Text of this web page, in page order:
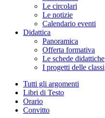
Le circolari
Le notizie
Calendario eventi
Didattica
Panoramica
Offerta formativa
Le schede didattiche
I progetti delle classi
Tutti gli argomenti
Libri di Testo
Orario
Convitto